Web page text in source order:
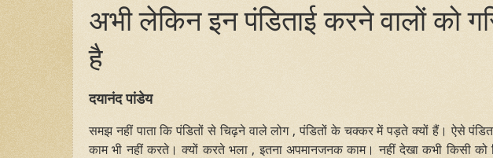
अभी लेकिन इन पंडिताई करने वालों को
है
दयानंद पांडेय
समझ नहीं पाता कि पंडितों से चिढ़ने वाले लोग , पंडितों के चक्कर में पड़ते क्यों हैं। ऐसे
काम भी नहीं करते। क्यों करते भला , इतना अपमानजनक काम। नहीं देखा कभी किसी को